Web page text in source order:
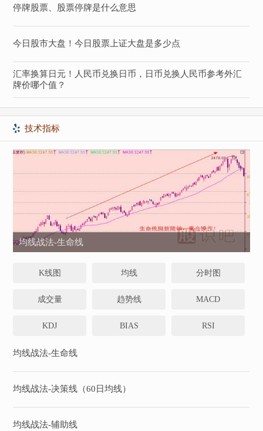
停牌股票、股票停牌是什么意思
今日股市大盘！今日股票上证大盘是多少点
汇率换算日元！人民币兑换日币，日币兑换人民币参考外汇
牌价哪个值？
技术指标
均线战法-生命线
K线图 均线 分时图
成交量 趋势线 MACD
KDJ BIAS RSI
均线战法-生命线
均线战法-决策线（60日均线）
均线战法-辅助线